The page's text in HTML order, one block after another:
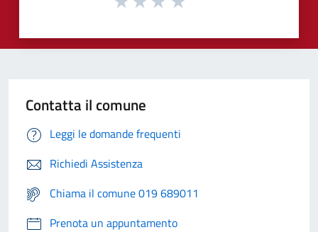
Contatta il comune
Leggi le domande frequenti
Richiedi Assistenza
Chiama il comune 019 689011
Prenota un appuntamento